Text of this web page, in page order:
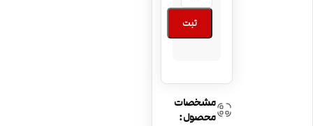
ثبت
مشخصات
محصول: